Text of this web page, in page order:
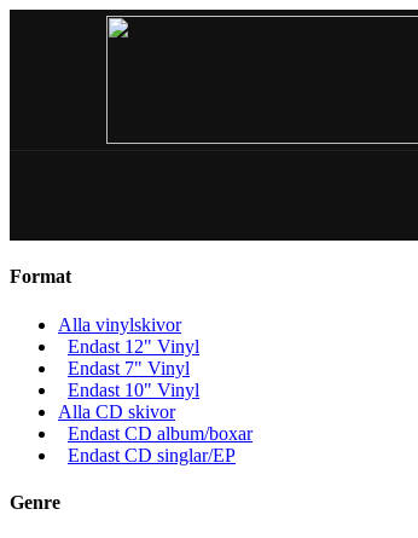
Format
Alla vinylskivor
Endast 12" Vinyl
Endast 7" Vinyl
Endast 10" Vinyl
Alla CD skivor
Endast CD album/boxar
Endast CD singlar/EP
Genre